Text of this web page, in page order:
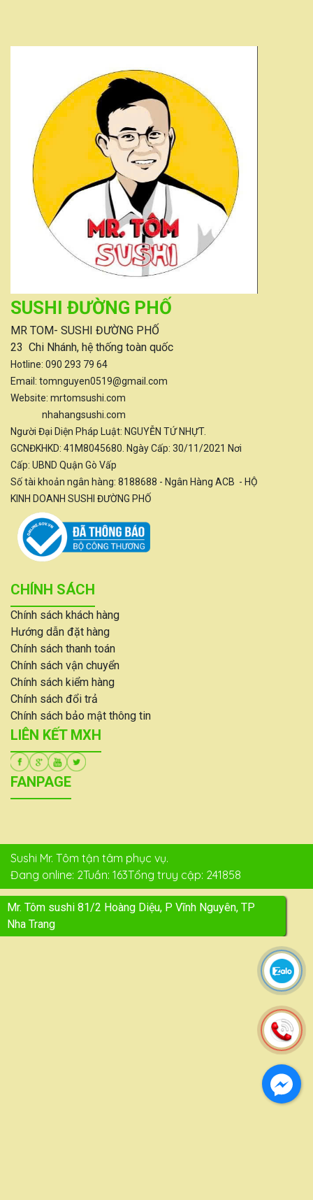
SUSHI ĐƯỜNG PHỐ
MR TOM- SUSHI ĐƯỜNG PHỐ
23 Chi Nhánh, hệ thống toàn quốc
Hotline: 090 293 79 64
Email: tomnguyen0519@gmail.com
Website: mrtomsushi.com
nhahangsushi.com
Người Đại Diện Pháp Luật: NGUYỄN TỨ NHỰT.
GCNĐKHKD: 41M8045680. Ngày Cấp: 30/11/2021 Nơi
Cấp: UBND Quận Gò Vấp
Số tài khoản ngân hàng: 8188688 - Ngân Hàng ACB - HỘ
KINH DOANH SUSHI ĐƯỜNG PHỐ
CHÍNH SÁCH
Chính sách khách hàng
Hướng dẫn đặt hàng
Chính sách thanh toán
Chính sách vận chuyển
Chính sách kiểm hàng
Chính sách đổi trả
Chính sách bảo mật thông tin
LIÊN KẾT MXH
FANPAGE
Sushi Mr. Tôm tận tâm phục vụ.
Đang online: 2Tuần: 163Tổng truy cập: 241858
Mr. Tôm sushi 81/2 Hoàng Diệu, P Vĩnh Nguyên, TP
Nha Trang